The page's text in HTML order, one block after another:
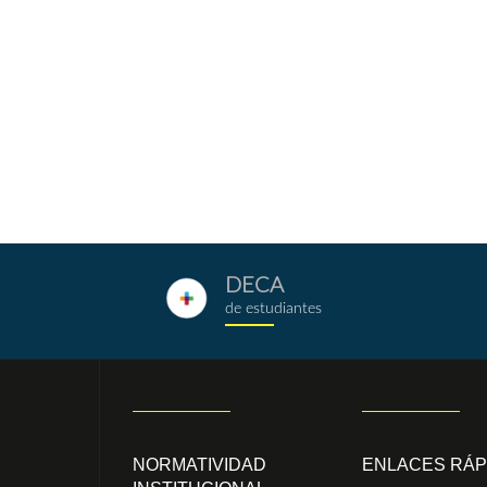
deca.png
DECA
de estudiantes
NORMATIVIDAD
ENLACES